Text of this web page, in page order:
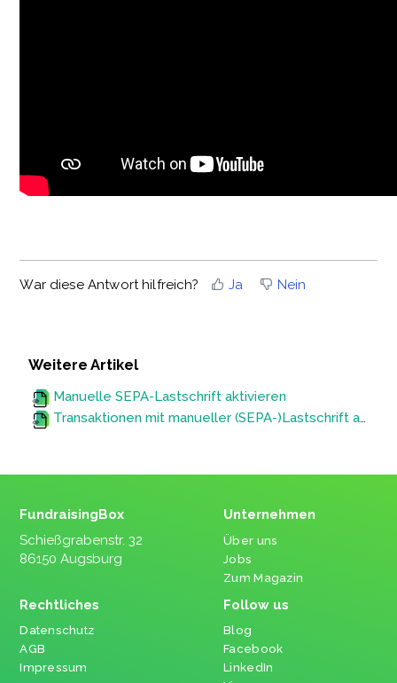
War diese Antwort hilfreich? Ja Nein
Weitere Artikel
Manuelle SEPA-Lastschrift aktivieren
FundraisingBox
Schießgrabenstr. 32
86150 Augsburg
Unternehmen
Über uns
Jobs
Zum Magazin
Rechtliches
Datenschutz
AGB
Impressum
Follow us
Blog
Facebook
LinkedIn